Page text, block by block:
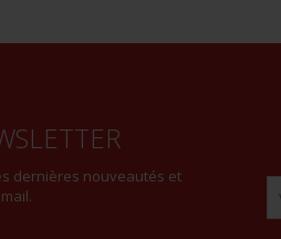
dernières nouveautés et